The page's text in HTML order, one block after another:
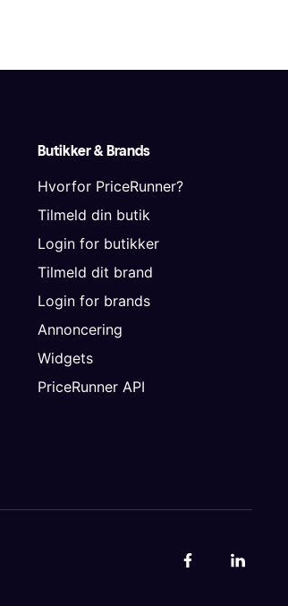
Butikker & Brands
Hvorfor PriceRunner?
Tilmeld din butik
Login for butikker
Tilmeld dit brand
Login for brands
Annoncering
Widgets
PriceRunner API